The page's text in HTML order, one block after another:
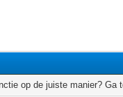
op de juiste manier? Ga